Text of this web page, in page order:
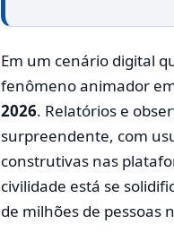
Em um cenário digital
fenômeno animador
2026. Relatórios e
surpreendente, com
construtivas nas
civilidade está se
de milhões de pessoas